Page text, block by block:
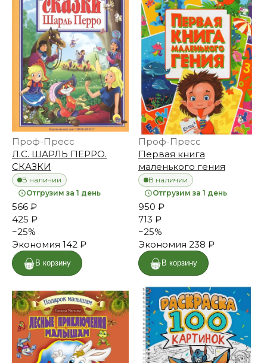
Проф-Пресс
Л.С. ШАРЛЬ ПЕРРО.
СКАЗКИ
В наличии
Отгрузим за 1 день
566 ₽
425 ₽
−25%
Экономия 142 ₽
В корзину
Проф-Пресс
Первая книга
маленького гения
В наличии
Отгрузим за 1 день
950 ₽
713 ₽
−25%
Экономия 238 ₽
В корзину